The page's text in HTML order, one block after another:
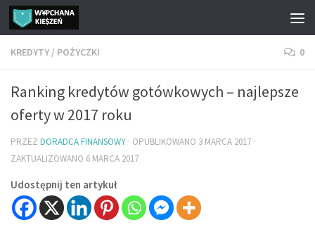
Przejdź do treści
KREDYTY / POŻYCZKI 0
Ranking kredytów gotówkowych – najlepsze
oferty w 2017 roku
PRZEZ DORADCA FINANSOWY · OPUBLIKOWANO 3 MARCA 2017 ·
ZAKTUALIZOWANO 6 MARCA 2017
Udostępnij ten artykuł